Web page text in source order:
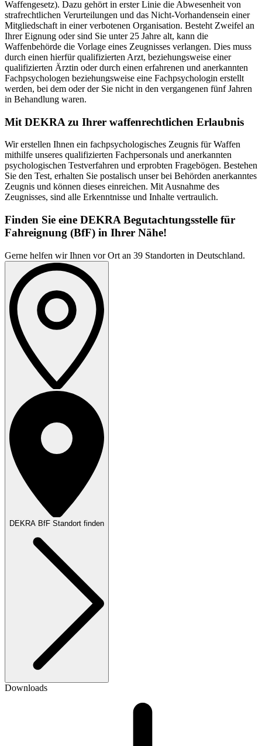
Waffengesetz). Dazu gehört in erster Linie die Abwesenheit von
strafrechtlichen Verurteilungen und das Nicht-Vorhandensein einer
Mitgliedschaft in einer verbotenen Organisation. Besteht Zweifel an
Ihrer Eignung oder sind Sie unter 25 Jahre alt, kann die
Waffenbehörde die Vorlage eines Zeugnisses verlangen. Dies muss
durch einen hierfür qualifizierten Arzt, beziehungsweise einer
qualifizierten Ärztin oder durch einen erfahrenen und anerkannten
Fachpsychologen beziehungsweise eine Fachpsychologin erstellt
werden, bei dem oder der Sie nicht in den vergangenen fünf Jahren
in Behandlung waren.
Mit DEKRA zu Ihrer waffenrechtlichen Erlaubnis
Wir erstellen Ihnen ein fachpsychologisches Zeugnis für Waffen
mithilfe unseres qualifizierten Fachpersonals und anerkannten
psychologischen Testverfahren und erprobten Fragebögen. Bestehen
Sie den Test, erhalten Sie postalisch unser bei Behörden anerkanntes
Zeugnis und können dieses einreichen. Mit Ausnahme des
Zeugnisses, sind alle Erkenntnisse und Inhalte vertraulich.
Finden Sie eine DEKRA Begutachtungsstelle für
Fahreignung (BfF) in Ihrer Nähe!
Gerne helfen wir Ihnen vor Ort an 39 Standorten in Deutschland.
DEKRA BfF Standort finden
Downloads